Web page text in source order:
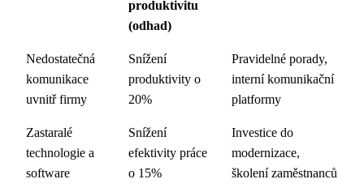
produktivitu
(odhad)
Nedostatečná
komunikace
uvnitř firmy
Snížení
produktivity o
20%
Pravidelné porady,
interní komunikační
platformy
Zastaralé
technologie a
software
Snížení
efektivity práce
o 15%
Investice do
modernizace,
školení zaměstnanců